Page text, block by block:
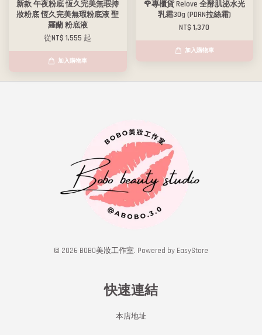
新款 午夜粉底 恆久完美無瑕持
妝粉底 恆久完美無瑕粉底液 聖
羅蘭 粉底液
從NT$ 1,555 起
加入購物車
🌹專櫃貨 Relove 全酵肌泌水光
乳霜30g (PDRN拉絲霜)
NT$ 1,370
加入購物車
© 2026 BOBO美妝工作室. Powered by EasyStore
快速連結
本店地址